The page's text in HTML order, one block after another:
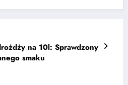
na 10l: Sprawdzony
smaku